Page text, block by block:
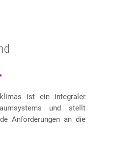
ist ein integraler
und stellt
Anforderungen an die